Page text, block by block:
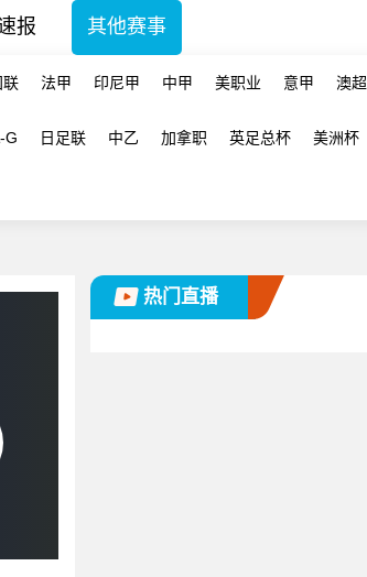
报 其他赛事
联 法甲 印尼甲 中甲 美职业 意甲 澳超
G 日足联 中乙 加拿职 英足总杯 美洲杯
热门直播